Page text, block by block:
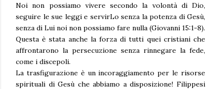
Noi non possiamo vivere secondo la volontà di Dio,
seguire le sue leggi e servirLo senza la potenza di Gesù,
senza di Lui noi non possiamo fare nulla (Giovanni 15:1-8).
Questa è stata anche la forza di tutti quei cristiani che
affrontarono la persecuzione senza rinnegare la fede,
come i discepoli.
La trasfigurazione è un incoraggiamento per le risorse
spirituali di Gesù che abbiamo a disposizione! Filippesi